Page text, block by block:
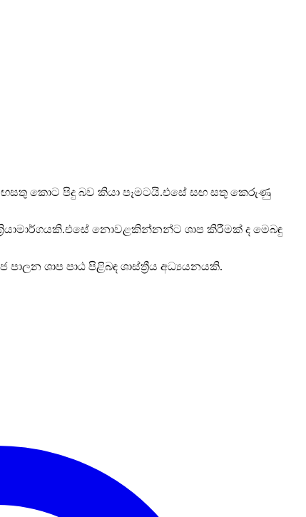
කොට පිදු බව කියා පෑමටයි.එසේ සඟ සතු කෙරුණු
නොවළකින්නන්ට ශාප කිරීමක් ද මෙබඳු
ශාප පාඨ පිළිබඳ ශාස්ත්‍රීය අධ්‍යයනයකි.